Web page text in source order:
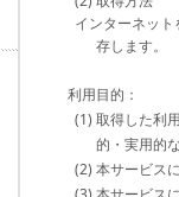
インターネッ
存します。
利用目的：
(1) 取得した利
的・実用的
(2) 本サービス